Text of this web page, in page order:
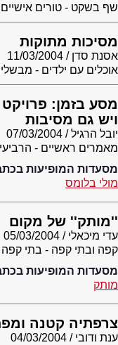
שף בשקט - טורים אישיים
מסיכות מתוקות
אסנת סדן
11/03/2004
אוכלים עם ילדים -
מסע בזמן: פרויקט
ויש גם מסיבות
יובל הרגיל
07/03/2004
מאמרים ראשיים -
מסעדות המופיעות
מולי בלומס
''מותק'' של מקום
עדי מיכאלי
05/03/2004
קפה ובתי קפה - בתי קפה
מסעדות המופיעות
מותק
צרפתיה קטנה
ענת ודובי
04/03/2004